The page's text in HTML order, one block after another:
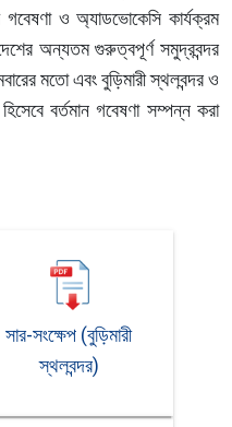
ও অ্যাডভোকেসি কার্যক্রম
অন্যতম গুরুত্বপূর্ণ সমুদ্রবন্দর
মতো এবং বুড়িমারী স্থলবন্দর ও
বর্তমান গবেষণা সম্পন্ন করা
সার-সংক্ষেপ (বুড়িমারী
স্থলবন্দর)